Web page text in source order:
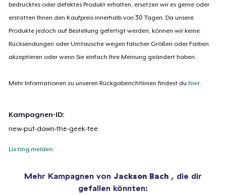
bedrucktes oder defektes Produkt erhalten, ersetzen wir es gerne oder
erstatten Ihnen den Kaufpreis innerhalb von 30 Tagen. Da unsere
Produkte jedoch auf Bestellung gefertigt werden, können wir keine
Rücksendungen oder Umtausche wegen falscher Größen oder Farben
akzeptieren oder wenn Sie einfach Ihre Meinung geändert haben.
Mehr Informationen zu unseren Rückgaberichtlinien findest du hier
Kampagnen-ID:
new-put-down-the-geek-tee
Listing melden
Mehr Kampagnen von Jackson Bach , die dir
gefallen könnten: